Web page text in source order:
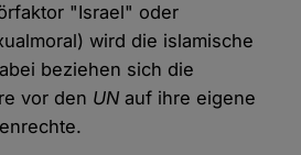
"Israel" oder
wird die islamische
beziehen sich die
vor den UN auf ihre eigene